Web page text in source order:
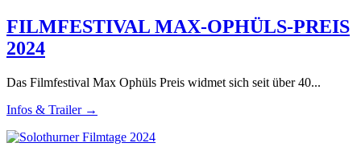
FILMFESTIVAL MAX-OPHÜLS-PREIS
2024
Das Filmfestival Max Ophüls Preis widmet sich seit über 40...
Infos & Trailer →